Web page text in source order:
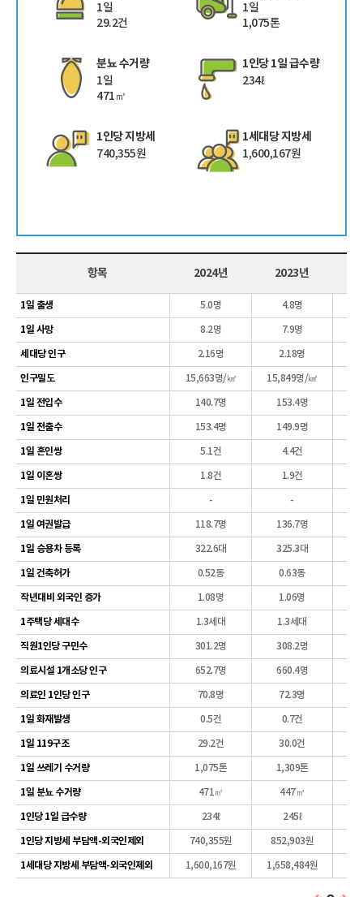
1일
29.2건
1일
1,075톤
분뇨 수거량
1일
471㎥
1인당 1일 급수량
234ℓ
1인당 지방세
740,355원
1세대당 지방세
1,600,167원
항목
1일 출생
1일 사망
세대당 인구
인구밀도
1일 전입수
1일 전출수
1일 혼인쌍
1일 이혼쌍
1일 민원처리
1일 여권발급
1일 승용차 등록
1일 건축허가
작년대비 외국인 증가
1주택당 세대수
직원1인당 구민수
의료시설 1개소당 인구
의료인 1인당 인구
1일 화재발생
1일 119구조
1일 쓰레기 수거량
1일 분뇨 수거량
1인당 1일 급수량
1인당 지방세 부담액-외국인제외
1세대당 지방세 부담액-외국인제외
2024년 2023년
5.0명 4.8명
8.2명 7.9명
2.16명 2.18명
15,663명/㎢ 15,849명/㎢
140.7명 153.4명
153.4명 149.9명
5.1건 4.4건
1.8건 1.9건
- -
118.7명 136.7명
322.6대 325.3대
0.52동 0.63동
1.08명 1.06명
1.3세대 1.3세대
301.2명 308.2명
652.7명 660.4명
70.8명 72.3명
0.5건 0.7건
29.2건 30.0건
1,075톤 1,309톤
471㎥ 447㎥
234ℓ 245ℓ
740,355원 852,903원
1,600,167원 1,658,484원